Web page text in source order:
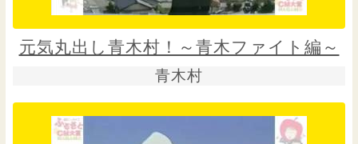
元気丸出し青木村！～青木ファイト編～
青木村